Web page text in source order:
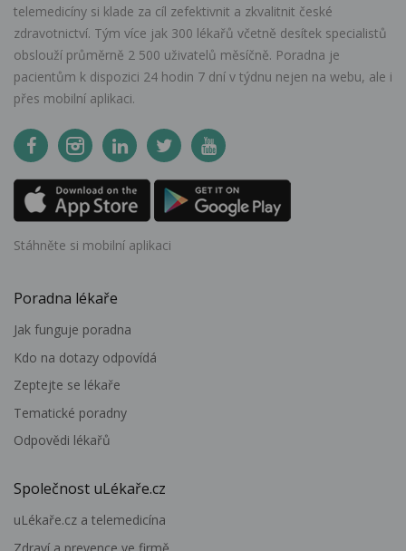
telemedicíny si klade za cíl zefektivnit a zkvalitnit české
zdravotnictví. Tým více jak 300 lékařů včetně desítek specialistů
obslouží průměrně 2 500 uživatelů měsíčně. Poradna je
pacientům k dispozici 24 hodin 7 dní v týdnu nejen na webu, ale i
přes mobilní aplikaci.
Stáhněte si mobilní aplikaci
Poradna lékaře
Jak funguje poradna
Kdo na dotazy odpovídá
Zeptejte se lékaře
Tematické poradny
Odpovědi lékařů
Společnost uLékaře.cz
uLékaře.cz a telemedicína